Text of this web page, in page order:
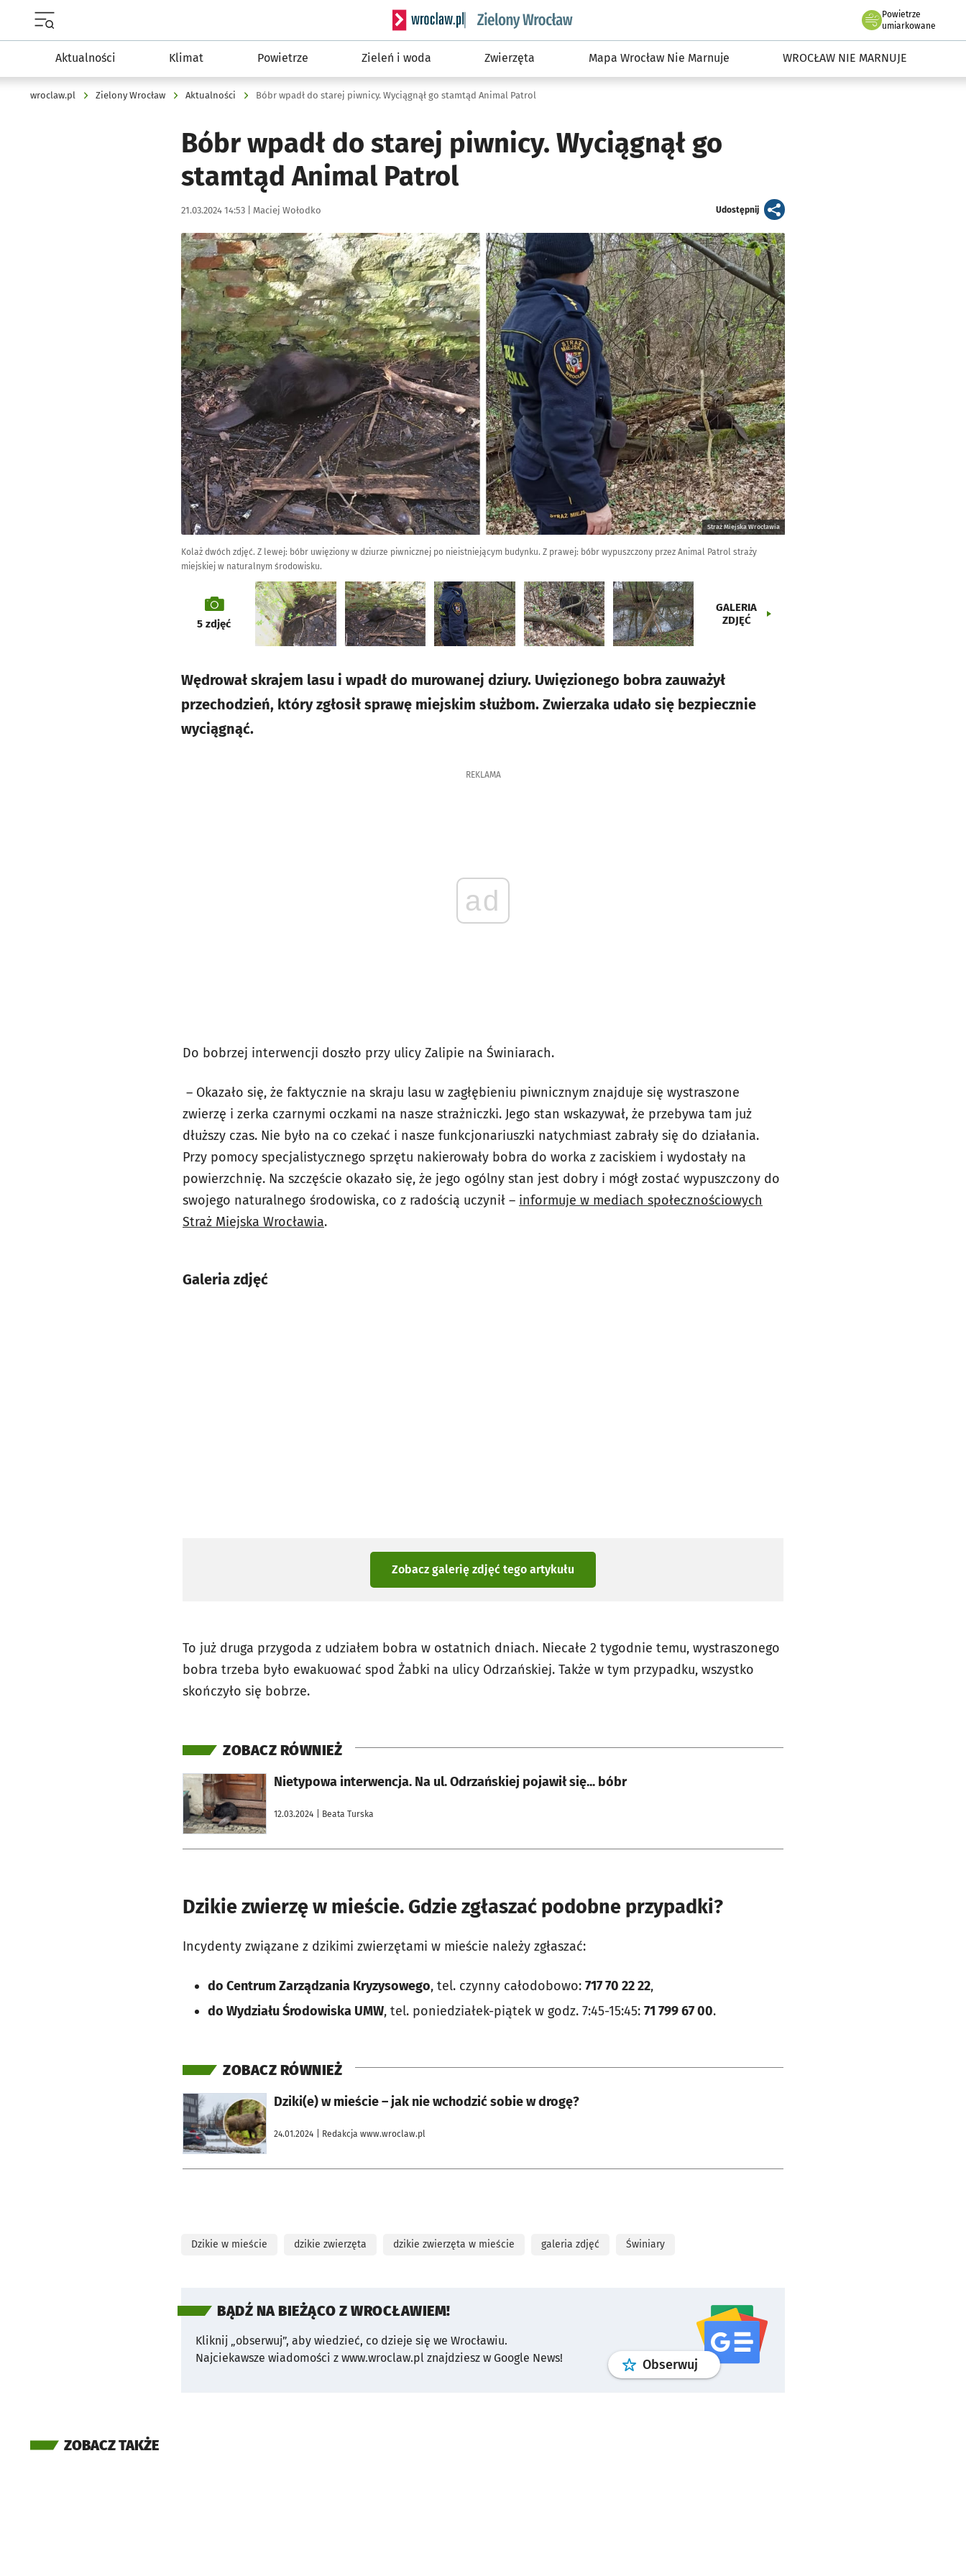
Serwis informacyjny wroclaw.pl podserwis: Środowisko we Wrocławiu
Powietrze
we Wrocławiu
umiarkowane
Aktualności Klimat Powietrze Zieleń i woda Zwierzęta Mapa Wrocław Nie Marnuje WROCŁAW NIE MARNUJE
wroclaw.pl Zielony Wrocław Aktualności Bóbr wpadł do starej piwnicy. Wyciągnął go stamtąd Animal Patrol
Bóbr wpadł do starej piwnicy. Wyciągnął go
stamtąd Animal Patrol
Data publikacji:
21.03.2024 14:53 | Autor:
Maciej Wołodko Udostępnijartykuł
Kliknij, aby zobaczyć galerię
Straż Miejska Wrocławia
Kolaż dwóch zdjęć. Z lewej: bóbr uwięziony w dziurze piwnicznej po nieistniejącym budynku. Z prawej: bóbr wypuszczony przez Animal Patrol straży
miejskiej w naturalnym środowisku.
galeria
5 zdjęć
GALERIA
ZDJĘĆ
Wędrował skrajem lasu i wpadł do murowanej dziury. Uwięzionego bobra zauważył
przechodzień, który zgłosił sprawę miejskim służbom. Zwierzaka udało się bezpiecznie
wyciągnąć.
REKLAMA
ad
Do bobrzej interwencji doszło przy ulicy Zalipie na Świniarach.
– Okazało się, że faktycznie na skraju lasu w zagłębieniu piwnicznym znajduje się wystraszone
zwierzę i zerka czarnymi oczkami na nasze strażniczki. Jego stan wskazywał, że przebywa tam już
dłuższy czas. Nie było na co czekać i nasze funkcjonariuszki natychmiast zabrały się do działania.
Przy pomocy specjalistycznego sprzętu nakierowały bobra do worka z zaciskiem i wydostały na
powierzchnię. Na szczęście okazało się, że jego ogólny stan jest dobry i mógł zostać wypuszczony do
swojego naturalnego środowiska, co z radością uczynił – informuje w mediach społecznościowych
Straż Miejska Wrocławia.
Galeria zdjęć
Zobacz galerię zdjęć tego artykułu
To już druga przygoda z udziałem bobra w ostatnich dniach. Niecałe 2 tygodnie temu, wystraszonego
bobra trzeba było ewakuować spod Żabki na ulicy Odrzańskiej. Także w tym przypadku, wszystko
skończyło się bobrze.
ZOBACZ RÓWNIEŻ
Nietypowa interwencja. Na ul. Odrzańskiej pojawił się... bóbr
12.03.2024 | Beata Turska
otworzy się w nowej karcie
Dzikie zwierzę w mieście. Gdzie zgłaszać podobne przypadki?
Incydenty związane z dzikimi zwierzętami w mieście należy zgłaszać:
do Centrum Zarządzania Kryzysowego, tel. czynny całodobowo: 717 70 22 22,
do Wydziału Środowiska UMW, tel. poniedziałek-piątek w godz. 7:45-15:45: 71 799 67 00.
ZOBACZ RÓWNIEŻ
Dziki(e) w mieście – jak nie wchodzić sobie w drogę?
24.01.2024 | Redakcja www.wroclaw.pl
otworzy się w nowej karcie
Dzikie w mieście dzikie zwierzęta dzikie zwierzęta w mieście galeria zdjęć Świniary
BĄDŹ NA BIEŻĄCO Z WROCŁAWIEM!
Kliknij „obserwuj”, aby wiedzieć, co dzieje się we Wrocławiu.
Najciekawsze wiadomości z www.wroclaw.pl znajdziesz w Google News!
Obserwuj profilgoogle news
ZOBACZ TAKŻE